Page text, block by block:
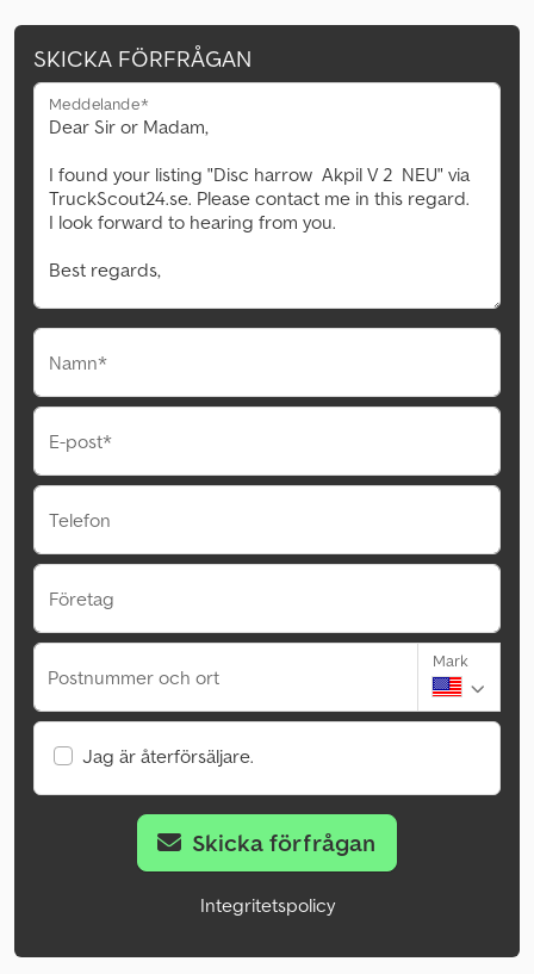
SKICKA FÖRFRÅGAN
Meddelande*
Namn*
E-post*
Telefon
Företag
Postnummer och ort
Mark
Jag är återförsäljare.
Skicka förfrågan
Integritetspolicy